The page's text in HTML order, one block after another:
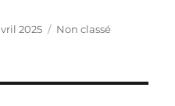
2025 Catégories
Non classé